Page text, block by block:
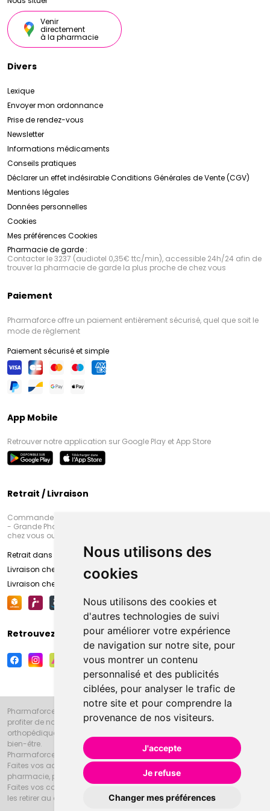
Nous utilisons des
cookies
Nous utilisons des cookies et
d'autres technologies de suivi
pour améliorer votre expérience
de navigation sur notre site, pour
vous montrer un contenu
personnalisé et des publicités
ciblées, pour analyser le trafic de
notre site et pour comprendre la
provenance de nos visiteurs.
J'accepte
Je refuse
Changer mes préférences
Venir
directement
à la pharmacie
Divers
Lexique
Envoyer mon ordonnance
Prise de rendez-vous
Newsletter
Informations médicaments
Conseils pratiques
Déclarer un effet indésirableConditions Générales de Vente (CGV)
Mentions légales
Données personnelles
Cookies
Mes préférences Cookies
Pharmacie de garde :
Contacter le 3237 (audiotel 0,35€ ttc/min), accessible 24h/24 afin de
trouver la pharmacie de garde la plus proche de chez vous
Paiement
Pharmaforce offre un paiement entièrement sécurisé, quel que soit le
mode de règlement
Paiement sécurisé et simple
App Mobile
Retrouver notre application sur Google Play et App Store
Retrait / Livraison
Commandez en ligne et venez chercher votre commande à Amiens
- Grande Pharmacie d’Amiens (Fachon) ou recevez-là rapidement
chez vous ou en point retrait
Retrait dans la pharmacie d’Amiens
Livraison chez vous
Livraison chez votre commerçant
Retrouvez-nous sur vos réseaux sociaux
Pharmaforce.fr et la Grande Pharmacie d’Amiens vous souhaitent de
profiter de notre accueil, de nos conseils pharmaceutiques,
orthopédiques, homéopathiques, parapharmaceutiques, beauté et
bien-être.
Pharmaforce.fr est le site internet de la Grande Pharmacie d’Amiens.
Faites vos achats en ligne grâce à un choix de 20000 références en
pharmacie, parapharmacie, diététique et animaux (vétérinaire).
Faites vos courses de pharmacie et parapharmacie en ligne et venez
les retirer au drive ou vous les faire livrer à domicile.